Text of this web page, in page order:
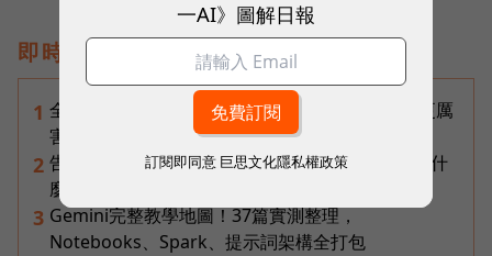
即時熱門文章
1 全台最大全聯首日業績破百萬，蔡篤昌：還會有更厲
害的大型店！為何把餐廳健身房都搬上樓？
2 告別「極速迷思」！Opensignal 國際評比揭密：什
麼才是 5G 時代的好網路？
3 Gemini完整教學地圖！37篇實測整理，
Notebooks、Spark、提示詞架構全打包
一AI》圖解日報
訂閱即同意 巨思文化隱私權政策